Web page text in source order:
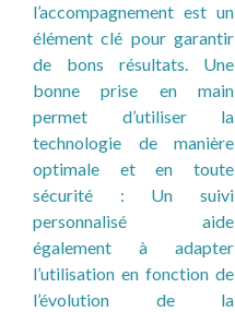
l’accompagnement est un
élément clé pour garantir
de bons résultats. Une
bonne prise en main
permet d’utiliser la
technologie de manière
optimale et en toute
sécurité : Un suivi
personnalisé aide
également à adapter
l’utilisation en fonction de
l’évolution de la